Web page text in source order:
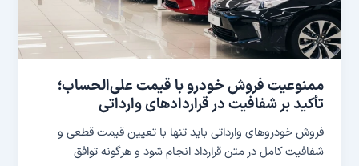
ممنوعیت فروش خودرو با قیمت علی‌الحساب؛
تأکید بر شفافیت در قراردادهای وارداتی
فروش خودروهای وارداتی باید تنها با تعیین قیمت قطعی و
شفافیت کامل در متن قرارداد انجام شود و هرگونه توافق